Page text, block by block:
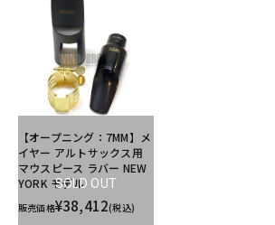
SOLD OUT
【オープニング：7MM】メ
イヤー アルトサックス用
マウスピース ラバー NEW
YORK モデル
販売価格¥38,412(税込)